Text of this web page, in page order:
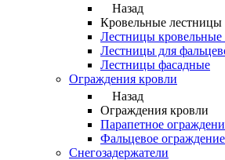
Назад
Кровельные лестницы
Лестницы кровельные
Лестницы для
Лестницы фасадные
Ограждения кровли
Назад
Ограждения кровли
Парапетное
Фальцевое
Снегозадержатели